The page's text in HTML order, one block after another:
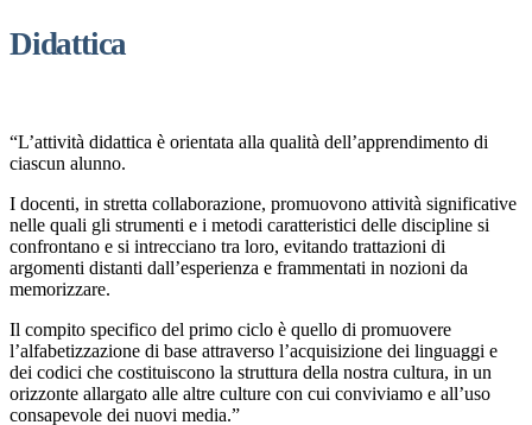
Didattica
“L’attività didattica è orientata alla qualità dell’apprendimento di
ciascun alunno.
I docenti, in stretta collaborazione, promuovono attività significative
nelle quali gli strumenti e i metodi caratteristici delle discipline si
confrontano e si intrecciano tra loro, evitando trattazioni di
argomenti distanti dall’esperienza e frammentati in nozioni da
memorizzare.
Il compito specifico del primo ciclo è quello di promuovere
l’alfabetizzazione di base attraverso l’acquisizione dei linguaggi e
dei codici che costituiscono la struttura della nostra cultura, in un
orizzonte allargato alle altre culture con cui conviviamo e all’uso
consapevole dei nuovi media.”